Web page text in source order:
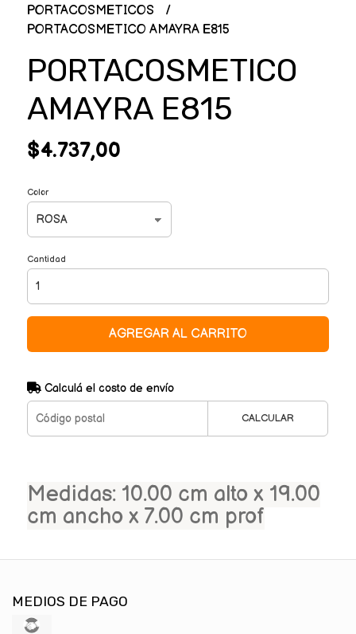
PORTACOSMETICOS
PORTACOSMETICO AMAYRA E815
PORTACOSMETICO
AMAYRA E815
$4.737,00
Color
Cantidad
AGREGAR AL CARRITO
Calculá el costo de envío
CALCULAR
Medidas: 10.00 cm alto x 19.00
cm ancho x 7.00 cm prof
MEDIOS DE PAGO